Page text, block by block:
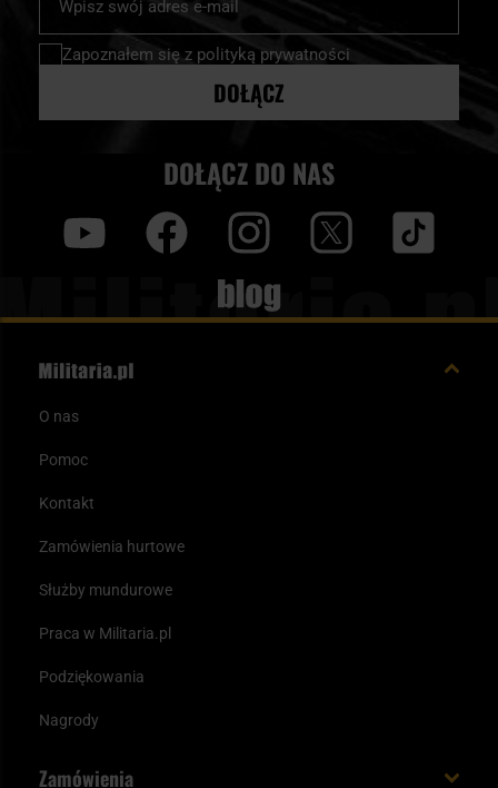
nasz
newsletter:
Zapoznałem się z polityką prywatności
DOŁĄCZ
DOŁĄCZ DO NAS
Blog
O nas
Pomoc
Kontakt
Zamówienia hurtowe
Służby mundurowe
Praca w Militaria.pl
Podziękowania
Nagrody
Zamówienia